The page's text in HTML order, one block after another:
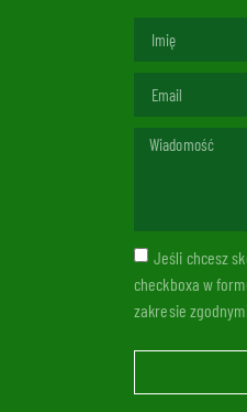
Jeśli chcesz
checkboxa w
zakresie